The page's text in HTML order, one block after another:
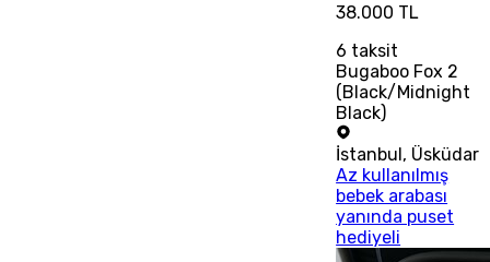
38.000 TL
6 taksit
Bugaboo Fox 2
(Black/Midnight
Black)
İstanbul, Üsküdar
Az kullanılmış
bebek arabası
yanında puset
hediyeli